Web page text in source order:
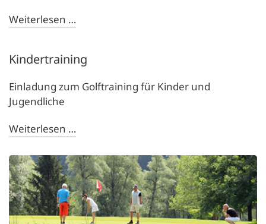
Weiterlesen …
Kindertraining
Einladung zum Golftraining für Kinder und
Jugendliche
Weiterlesen …